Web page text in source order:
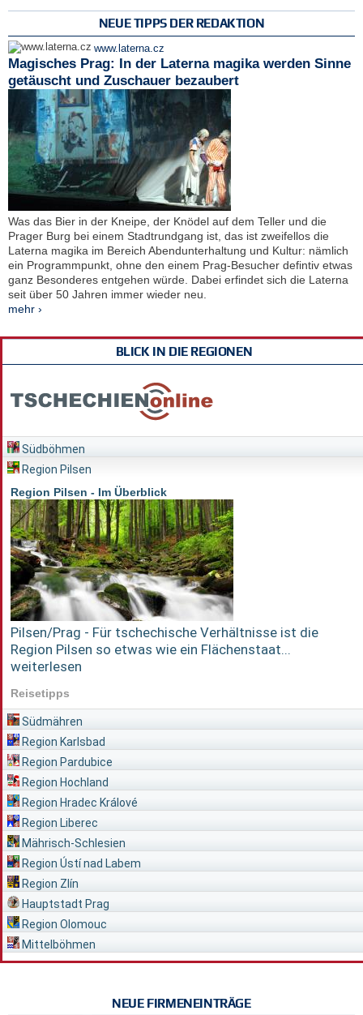
NEUE TIPPS DER REDAKTION
www.laterna.cz
Magisches Prag: In der Laterna magika werden Sinne
getäuscht und Zuschauer bezaubert
Was das Bier in der Kneipe, der Knödel auf dem Teller und die
Prager Burg bei einem Stadtrundgang ist, das ist zweifellos die
Laterna magika im Bereich Abendunterhaltung und Kultur: nämlich
ein Programmpunkt, ohne den einem Prag-Besucher defintiv etwas
ganz Besonderes entgehen würde. Dabei erfindet sich die Laterna
seit über 50 Jahren immer wieder neu.
mehr ›
BLICK IN DIE REGIONEN
Südböhmen
Region Pilsen
Region Pilsen - Im Überblick
Pilsen/Prag - Für tschechische Verhältnisse ist die
Region Pilsen so etwas wie ein Flächenstaat...
weiterlesen
Reisetipps
Südmähren
Region Karlsbad
Region Pardubice
Region Hochland
Region Hradec Králové
Region Liberec
Mährisch-Schlesien
Region Ústí nad Labem
Region Zlín
Hauptstadt Prag
Region Olomouc
Mittelböhmen
NEUE FIRMENEINTRÄGE